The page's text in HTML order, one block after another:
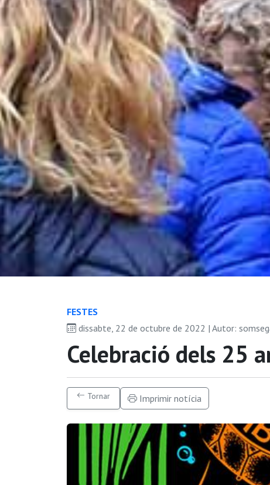
FESTES
dissabte, 22 de octubre de 2022 | Autor:
Celebració dels 25
Tornar Imprimir notícia